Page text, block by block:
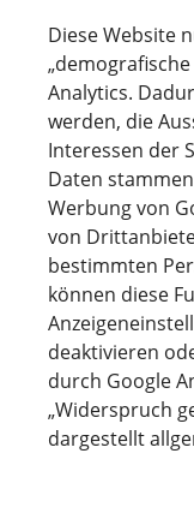
Diese Website
Analytics.
werden, die
Interessen der
Daten
Werbung von
von
bestimmten
können diese
deaktivieren
durch Google
„Widerspruch
dargestellt